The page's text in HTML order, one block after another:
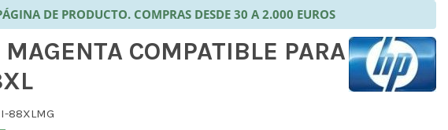
DE PRODUCTO. COMPRAS DESDE 30 A 2.000 EUROS
COMPATIBLE PARA
88XLMG